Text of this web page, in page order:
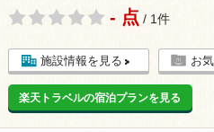
- 点 / 1件
施設情報を見る お
楽天トラベルの宿泊プランを見る